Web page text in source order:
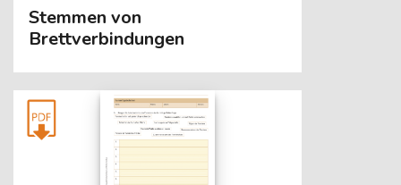
Stemmen von
Brettverbindungen
[Cocoon] About (Text with Image) überspringen